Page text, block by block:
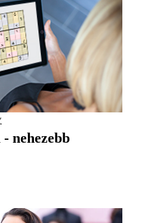
nehezebb